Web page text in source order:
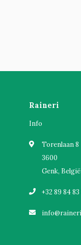
Raineri
Info
Torenlaan 8
3600
Genk, België
+32 89 84 83